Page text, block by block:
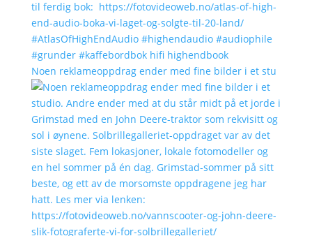
Noen reklameoppdrag ender med fine bilder i et stu